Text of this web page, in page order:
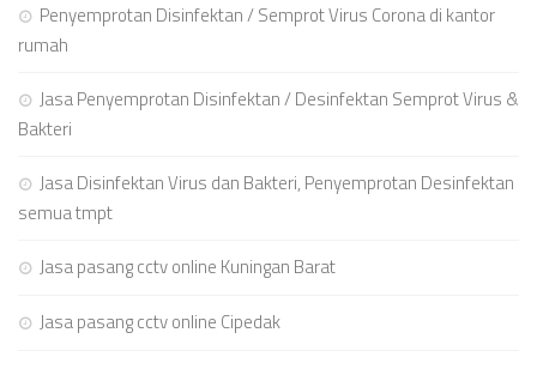
Penyemprotan Disinfektan / Semprot Virus Corona di kantor
rumah
Jasa Penyemprotan Disinfektan / Desinfektan Semprot Virus &
Bakteri
Jasa Disinfektan Virus dan Bakteri, Penyemprotan Desinfektan
semua tmpt
Jasa pasang cctv online Kuningan Barat
Jasa pasang cctv online Cipedak